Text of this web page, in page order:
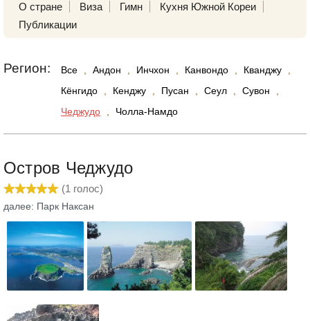
О стране
Виза Гимн
Кухня Южной Кореи
Публикации
Регион: Все Андон Инчхон Канвондо Кванджу
Кёнгидо
Кенджу Пусан Сеул Сувон
Чеджудо
Чолла-Намдо
Остров Чеджудо
(1 голос)
далее: Парк Наксан